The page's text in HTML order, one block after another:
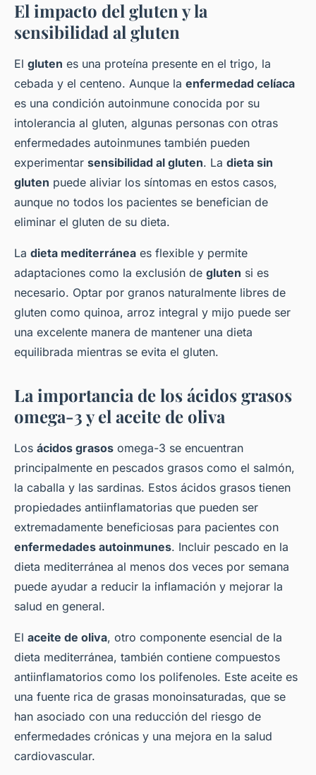
El impacto del gluten y la
sensibilidad al gluten
El gluten es una proteína presente en el trigo, la
cebada y el centeno. Aunque la enfermedad celíaca
es una condición autoinmune conocida por su
intolerancia al gluten, algunas personas con otras
enfermedades autoinmunes también pueden
experimentar sensibilidad al gluten. La dieta sin
gluten puede aliviar los síntomas en estos casos,
aunque no todos los pacientes se benefician de
eliminar el gluten de su dieta.
La dieta mediterránea es flexible y permite
adaptaciones como la exclusión de gluten si es
necesario. Optar por granos naturalmente libres de
gluten como quinoa, arroz integral y mijo puede ser
una excelente manera de mantener una dieta
equilibrada mientras se evita el gluten.
La importancia de los ácidos grasos
omega-3 y el aceite de oliva
Los ácidos grasos omega-3 se encuentran
principalmente en pescados grasos como el salmón,
la caballa y las sardinas. Estos ácidos grasos tienen
propiedades antiinflamatorias que pueden ser
extremadamente beneficiosas para pacientes con
enfermedades autoinmunes. Incluir pescado en la
dieta mediterránea al menos dos veces por semana
puede ayudar a reducir la inflamación y mejorar la
salud en general.
El aceite de oliva, otro componente esencial de la
dieta mediterránea, también contiene compuestos
antiinflamatorios como los polifenoles. Este aceite es
una fuente rica de grasas monoinsaturadas, que se
han asociado con una reducción del riesgo de
enfermedades crónicas y una mejora en la salud
cardiovascular.